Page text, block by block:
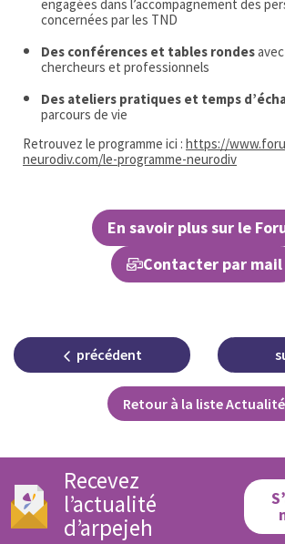
engagées dans l’accompagnement des
concernées par les TND
Des conférences et tables rondes
chercheurs et professionnels
Des ateliers pratiques et temps
parcours de vie
Retrouvez le programme ici : https://
neurodiv.com/le-programme-neurodiv
En savoir plus sur le
Contacter par mail
précédent
Retour à la liste Actualité
Recevez
l’actualité
d’arpejeh